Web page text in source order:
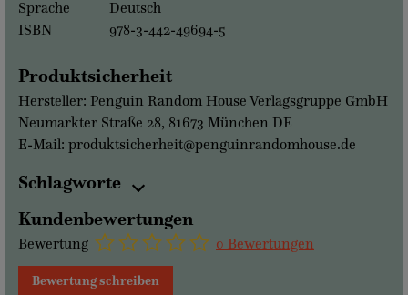
Sprache
Deutsch
ISBN
978-3-442-49694-5
Produktsicherheit
Hersteller: Penguin Random House Verlagsgruppe GmbH
Neumarkter Straße 28, 81673 München DE
E-Mail: produktsicherheit@penguinrandomhouse.de
Schlagworte
Kundenbewertungen
Bewertung 0 Bewertungen
Bewertung schreiben